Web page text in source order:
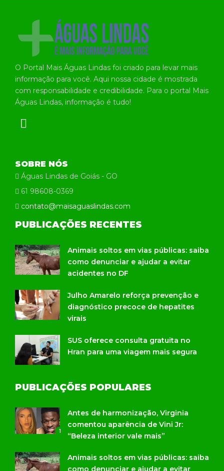
O Portal Mais Águas Lindas foi criado para levar mais
informação para você. Aqui nossa cidade é mostrada
com responsabilidade e credibilidade. Para o portal Mais
Águas Lindas, informação é tudo!
SOBRE NÓS
Águas Lindas de Goiás - GO
61 98608-0369
contato@maisaguaslindas.com
PUBLICAÇÕES RECENTES
Animais soltos em vias públicas: saiba
como denunciar e ajudar a evitar
acidentes no DF
Julho Amarelo reforça prevenção e
diagnóstico precoce de hepatites
virais
SUS oferece consulta gratuita no
Hran para uma viagem mais segura
PUBLICAÇÕES POPULARES
1
Antes de harmonização, Virginia
comentou aparência de Vini Jr:
“Beleza interior vale mais”
Animais soltos em vias públicas: saiba
como denunciar e ajudar a evitar